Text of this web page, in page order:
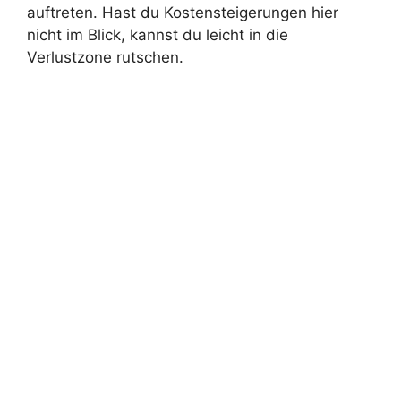
auftreten. Hast du Kostensteigerungen hier
nicht im Blick, kannst du leicht in die
Verlustzone rutschen.